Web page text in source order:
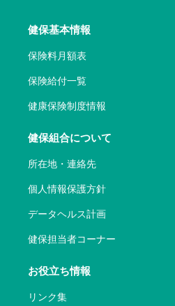
健保基本情報
保険料月額表
保険給付一覧
健康保険制度情報
健保組合について
所在地・連絡先
個人情報保護方針
データヘルス計画
健保担当者コーナー
お役立ち情報
リンク集